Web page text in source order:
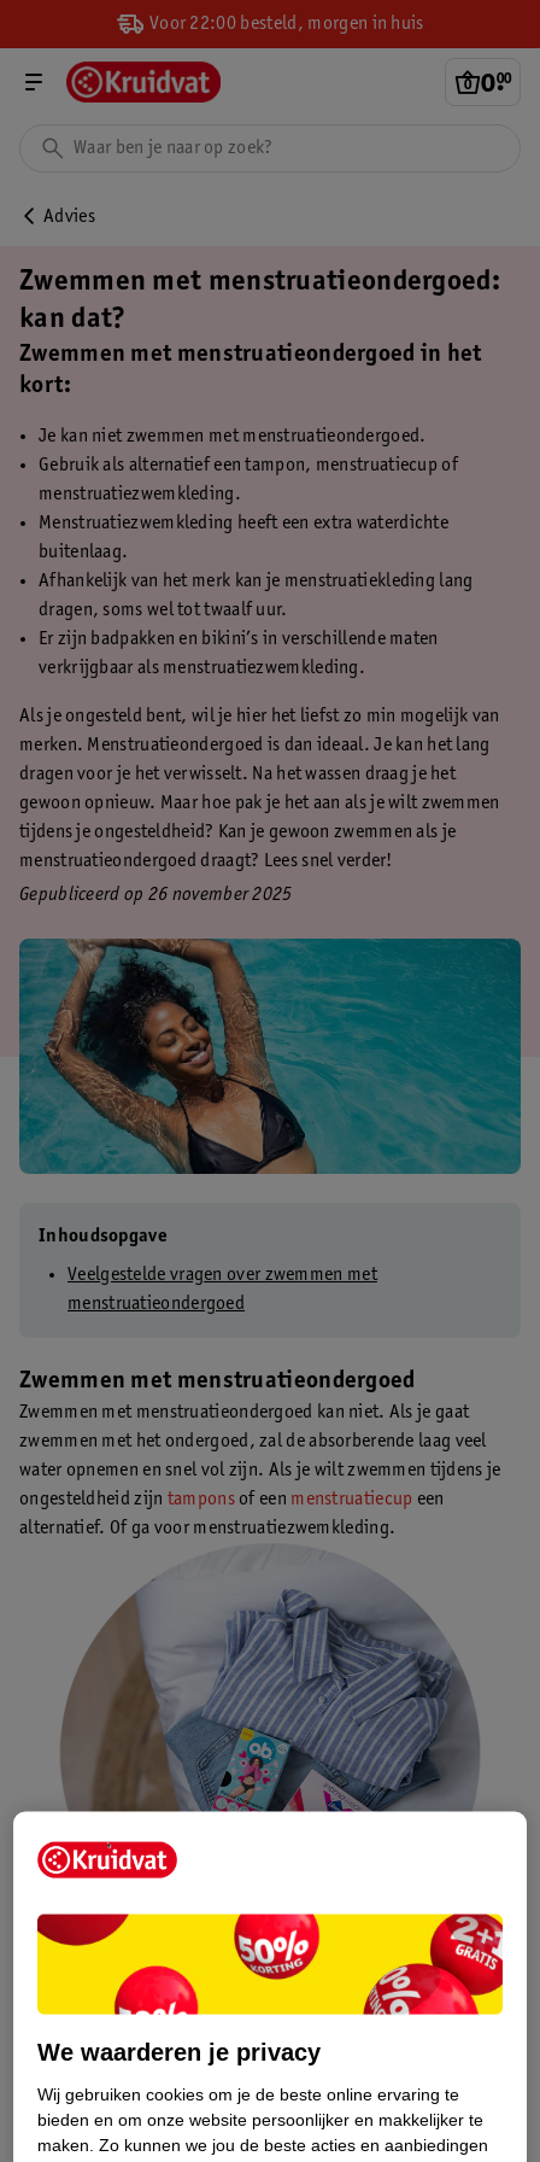
Voor 22:00 besteld, morgen in huis
0.
00
Advies
Zwemmen met menstruatieondergoed:
kan dat?
Zwemmen met menstruatieondergoed in het
kort:
Je kan niet zwemmen met menstruatieondergoed.
Gebruik als alternatief een tampon, menstruatiecup of
menstruatiezwemkleding.
Menstruatiezwemkleding heeft een extra waterdichte
buitenlaag.
Afhankelijk van het merk kan je menstruatiekleding lang
dragen, soms wel tot twaalf uur.
Er zijn badpakken en bikini’s in verschillende maten
verkrijgbaar als menstruatiezwemkleding.
Als je ongesteld bent, wil je hier het liefst zo min mogelijk van
merken. Menstruatieondergoed is dan ideaal. Je kan het lang
dragen voor je het verwisselt. Na het wassen draag je het
gewoon opnieuw. Maar hoe pak je het aan als je wilt zwemmen
tijdens je ongesteldheid? Kan je gewoon zwemmen als je
menstruatieondergoed draagt? Lees snel verder!
Gepubliceerd op 26 november 2025
Inhoudsopgave
Veelgestelde vragen over zwemmen met
menstruatieondergoed
Zwemmen met menstruatieondergoed
Zwemmen met menstruatieondergoed kan niet. Als je gaat
zwemmen met het ondergoed, zal de absorberende laag veel
water opnemen en snel vol zijn. Als je wilt zwemmen tijdens je
ongesteldheid zijn tamponsof een menstruatiecup een
alternatief. Of ga voor menstruatiezwemkleding.
Er bestaat menstruatiezwemkleding!
graag iets inbrengt, zoals een tampon of menstruatiecup, dan is
dit een oplossing als je lekker wilt zwemmen tijdens je
We waarderen je privacy
Wij gebruiken cookies om je de beste online ervaring te
bieden en om onze website persoonlijker en makkelijker te
maken. Zo kunnen we jou de beste acties en aanbiedingen